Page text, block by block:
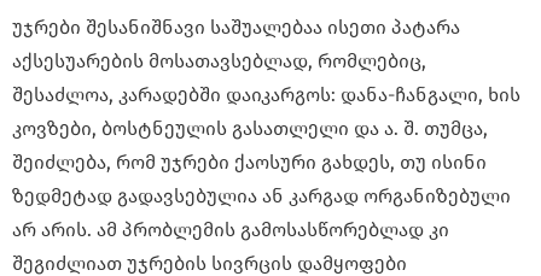
უჯრები შესანიშნავი საშუალებაა ისეთი პატარა
აქსესუარების მოსათავსებლად, რომლებიც,
შესაძლოა, კარადებში დაიკარგოს: დანა-ჩანგალი, ხის
კოვზები, ბოსტნეულის გასათლელი და ა. შ. თუმცა,
შეიძლება, რომ უჯრები ქაოსური გახდეს, თუ ისინი
ზედმეტად გადავსებულია ან კარგად ორგანიზებული
არ არის. ამ პრობლემის გამოსასწორებლად კი
შეგიძლიათ უჯრების სივრცის დამყოფები